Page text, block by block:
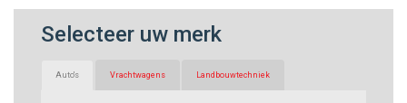
Selecteer uw merk
Auto's Vrachtwagens Landbouwtechniek